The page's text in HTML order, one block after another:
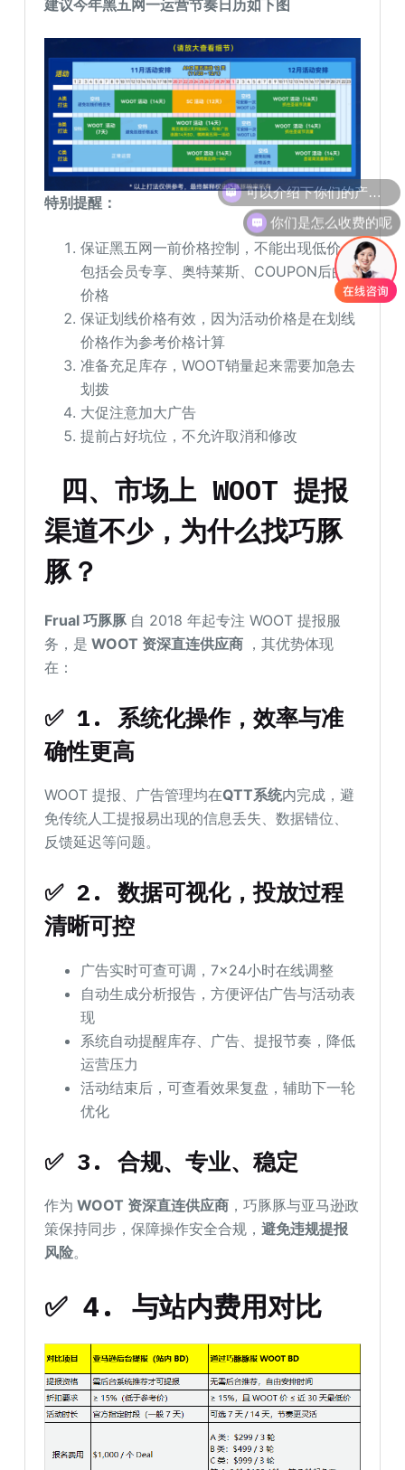
建议今年黑五网一运营节奏日历如下图
特别提醒：
保证黑五网一前价格控制，不能出现低价，
包括会员专享、奥特莱斯、COUPON后的
价格
保证划线价格有效，因为活动价格是在划线
价格作为参考价格计算
准备充足库存，WOOT销量起来需要加急去
划拨
大促注意加大广告
提前占好坑位，不允许取消和修改
四、市场上 WOOT 提报
渠道不少，为什么找巧豚
豚？
Frual 巧豚豚 自 2018 年起专注 WOOT 提报服
务，是 WOOT 资深直连供应商 ，其优势体现
在：
✅ 1. 系统化操作，效率与准
确性更高
WOOT 提报、广告管理均在QTT系统内完成，避
免传统人工提报易出现的信息丢失、数据错位、
反馈延迟等问题。
✅ 2. 数据可视化，投放过程
清晰可控
广告实时可查可调，7×24小时在线调整
自动生成分析报告，方便评估广告与活动表
现
系统自动提醒库存、广告、提报节奏，降低
运营压力
活动结束后，可查看效果复盘，辅助下一轮
优化
✅ 3. 合规、专业、稳定
作为 WOOT 资深直连供应商 ，巧豚豚与亚马逊政
策保持同步，保障操作安全合规，避免违规提报
风险。
✅ 4. 与站内费用对比
你们是怎么收费的呢